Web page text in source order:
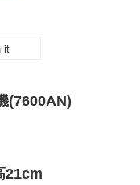
it
(7600AN)
21cm